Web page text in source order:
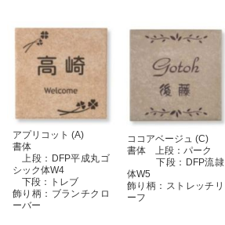
アプリコット (A)
書体
上段：DFP平成丸ゴ
シック体W4
下段：トレブ
飾り柄：ブランチクロ
ーバー
ココアベージュ (C)
書体 上段：パーク
下段：DFP流隷
体W5
飾り柄：ストレッチリ
ーフ